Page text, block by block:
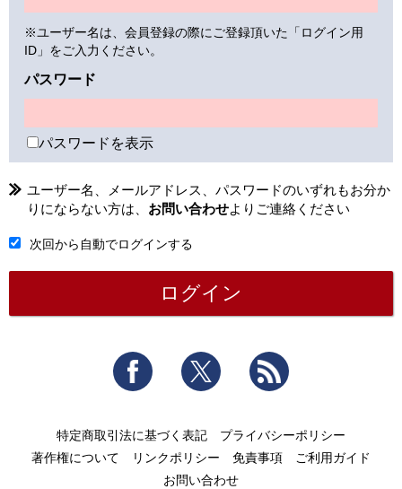
※ユーザー名は、会員登録の際にご登録頂いた「ログイン用
ID」をご入力ください。
パスワード
パスワードを表示
ユーザー名、メールアドレス、パスワードのいずれもお分か
りにならない方は、 お問い合わせよりご連絡ください
次回から自動でログインする
Facebook Twitter
特定商取引法に基づく表記
プライバシーポリシー
著作権について
リンクポリシー 免責事項
ご利用ガイド
お問い合わせ